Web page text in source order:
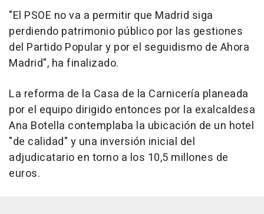
"El PSOE no va a permitir que Madrid siga
perdiendo patrimonio público por las gestiones
del Partido Popular y por el seguidismo de Ahora
Madrid", ha finalizado.
La reforma de la Casa de la Carnicería planeada
por el equipo dirigido entonces por la exalcaldesa
Ana Botella contemplaba la ubicación de un hotel
"de calidad" y una inversión inicial del
adjudicatario en torno a los 10,5 millones de
euros.